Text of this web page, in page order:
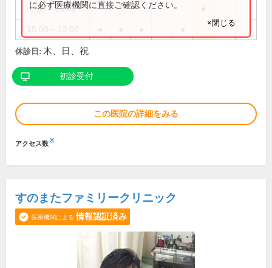
8:30～13:00
に必ず医療機関に直接ご確認ください。
×閉じる
休診日: 木、日、祝
初診受付
この医院の詳細をみる
アクセス数※
すのまたファミリークリニック
医療機関による 情報認証済み